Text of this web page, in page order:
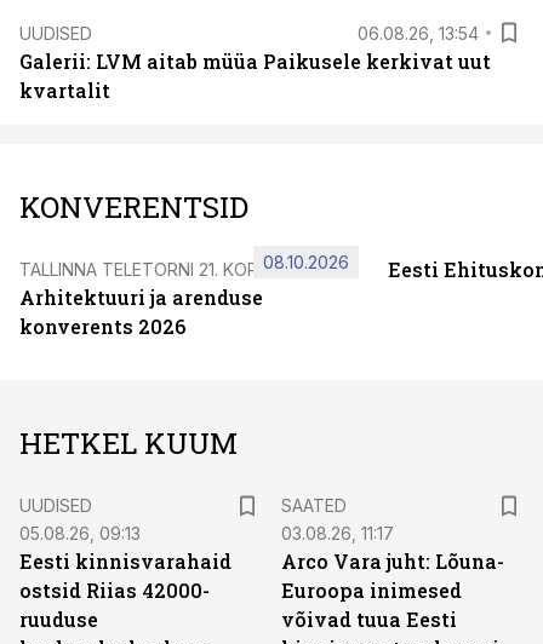
UUDISED 06.08.26, 13:54
Galerii: LVM aitab müüa Paikusele kerkivat uut
kvartalit
KONVERENTSID
TALLINNA TELETORNI 21. KORRUSEL
Arhitektuuri ja arenduse
konverents 2026
08.10.2026 Eesti
HETKEL KUUM
UUDISED
05.08.26, 09:13
Eesti kinnisvarahaid
ostsid Riias 42000-
ruuduse
SAATED
03.08.26, 11:17
Arco Vara juht: Lõuna-
Euroopa inimesed
võivad tuua Eesti